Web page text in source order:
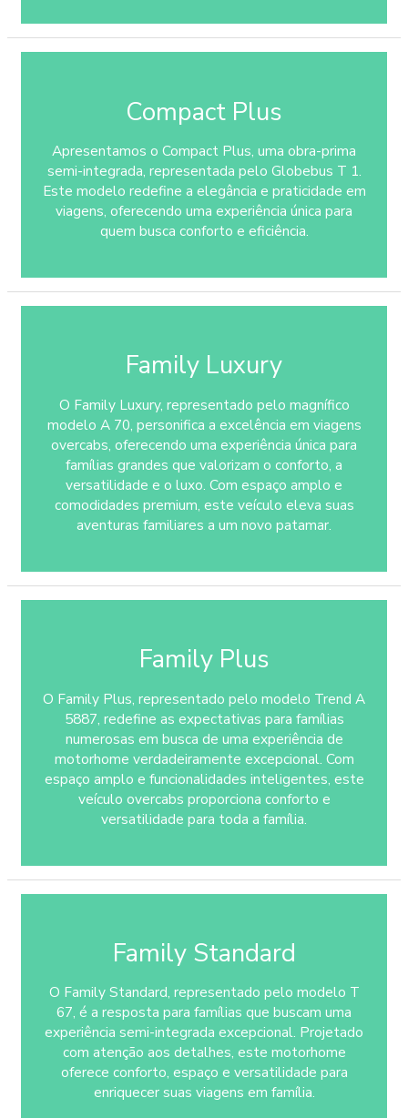
Compact Plus
Apresentamos o Compact Plus, uma obra-prima
semi-integrada, representada pelo Globebus T 1.
Este modelo redefine a elegância e praticidade em
viagens, oferecendo uma experiência única para
quem busca conforto e eficiência.
Family Luxury
O Family Luxury, representado pelo magnífico
modelo A 70, personifica a excelência em viagens
overcabs, oferecendo uma experiência única para
famílias grandes que valorizam o conforto, a
versatilidade e o luxo. Com espaço amplo e
comodidades premium, este veículo eleva suas
aventuras familiares a um novo patamar.
Family Plus
O Family Plus, representado pelo modelo Trend A
5887, redefine as expectativas para famílias
numerosas em busca de uma experiência de
motorhome verdadeiramente excepcional. Com
espaço amplo e funcionalidades inteligentes, este
veículo overcabs proporciona conforto e
versatilidade para toda a família.
Family Standard
O Family Standard, representado pelo modelo T
67, é a resposta para famílias que buscam uma
experiência semi-integrada excepcional. Projetado
com atenção aos detalhes, este motorhome
oferece conforto, espaço e versatilidade para
enriquecer suas viagens em família.